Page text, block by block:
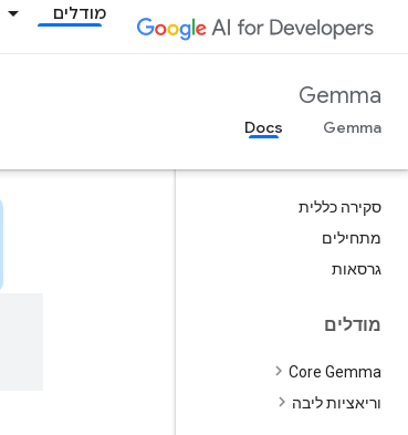
מודלים
Gemma
Docs
סקירה כללית
מתחילים
גרסאות
מודלים
Core Gemma
וריאציות ליבה